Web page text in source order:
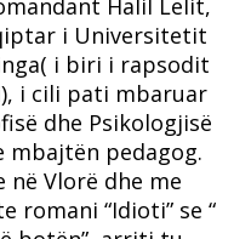
Halil Lelit,
i Universitetit
i biri i rapsodit
i cili pati mbaruar
dhe Psikologjisë
mbajtën pedagog.
në Vlorë dhe me
romani “Idioti” se “